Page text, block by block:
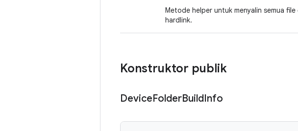
Metode helper untuk menyalin semua
hardlink.
Konstruktor publik
DeviceFolderBuildInfo